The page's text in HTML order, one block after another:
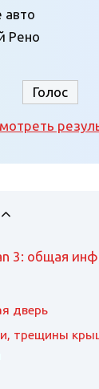
Рено
3: общая
дверь
трещины